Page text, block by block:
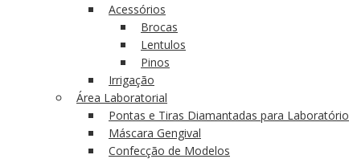
Acessórios
Brocas
Lentulos
Pinos
Irrigação
Área Laboratorial
Pontas e Tiras Diamantadas para Laboratório
Máscara Gengival
Confecção de Modelos